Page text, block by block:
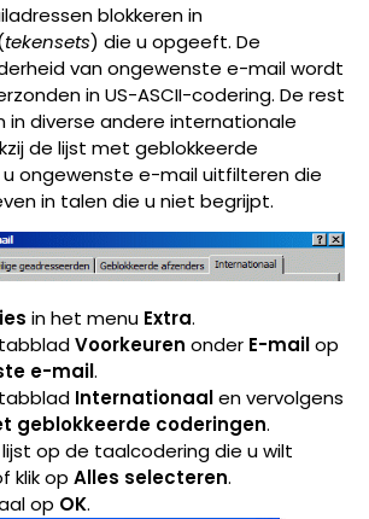
blokkeren in
tekensets) die u opgeeft. De
van ongewenste e-mail wordt
in US-ASCII-codering. De rest
in diverse andere internationale
de lijst met geblokkeerde
ongewenste e-mail uitfilteren die
in talen die u niet begrijpt.
in het menu Extra.
Voorkeuren onder E-mailop
e-mail.
Internationaalen vervolgens
geblokkeerde coderingen.
lijst op de taalcodering die u wilt
klik op Alles selecteren.
op OK.